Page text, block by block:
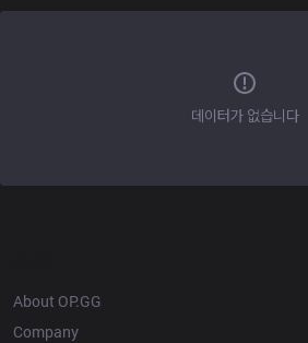
데이터가 없습니다
About OP.GG
Company